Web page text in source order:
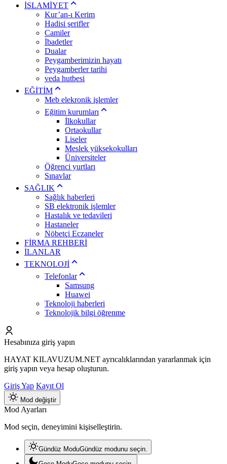
İSLAMİYET
Kur’an-ı Kerim
Hadisi şerifler
Camiler
İbadetler
Dualar
Peygamberimizin hayatı
Peygamberler tarihi
veda hutbesi
EĞİTİM
Meb elekronik işlemler
Eğitim kurumları
İlkokullar
Ortaokullar
Liseler
Meslek yüksekokulları
Üniversiteler
Öğrenci yurtları
Sınavlar
SAĞLIK
Sağlık haberleri
SB elektronik işlemler
Hastalık ve tedavileri
Hastaneler
Nöbetçi Eczaneler
FİRMA REHBERİ
İLANLAR
TEKNOLOJİ
Telefonlar
Samsung
Huawei
Teknoloji haberleri
Teknolojik bilgi öğrenme
Hesabınıza giriş yapın
HAYAT KILAVUZUM.NET ayrıcalıklarından yararlanmak için
giriş yapın veya hesap oluşturun.
Giriş Yap Kayıt Ol
Mod değiştir
Mod Ayarları
Mod seçin, deneyimini kişiselleştirin.
Gündüz ModuGündüz modunu seçin.